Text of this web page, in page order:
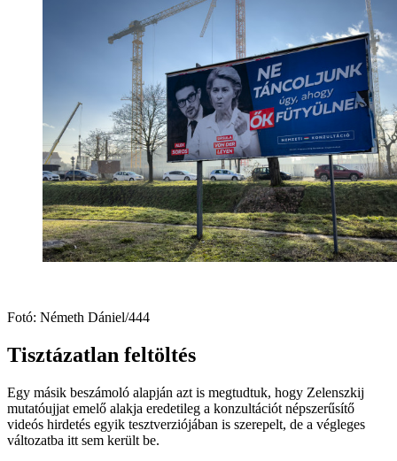
Fotó: Németh Dániel/444
Tisztázatlan feltöltés
Egy másik beszámoló alapján azt is megtudtuk, hogy Zelenszkij
mutatóujjat emelő alakja eredetileg a konzultációt népszerűsítő
videós hirdetés egyik tesztverziójában is szerepelt, de a végleges
változatba itt sem került be.